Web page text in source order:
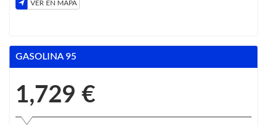
VER EN MAPA
GASOLINA 95
1,729 €